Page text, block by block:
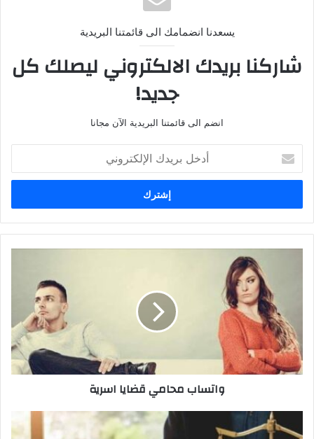
يسعدنا انضمامك الى قائمتنا البريدية
شاركنا بريدك الالكتروني ليصلك كل
جديد!
انضم الى قائمتنا البريدية الآن مجانا
بريدك
الإلكتروني
واتساب محامي قضايا اسرية
نهائى